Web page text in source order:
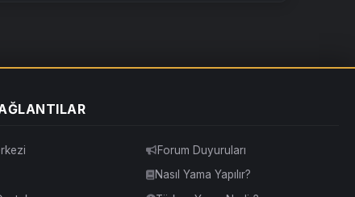
Forum Duyuruları
Nasıl Yama Yapılır?